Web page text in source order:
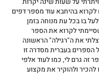
לקרוא בהיחבא עוד מספר דפים
בו בכל עת מנוחה בזמן
לקרוא את הספר
את ה"רגילה" הראשונה
הספרים בעברית מסדרה זו
זה גרם לי, כמו לעוד אלפי
להכיר ולהוקיר את מקצוע